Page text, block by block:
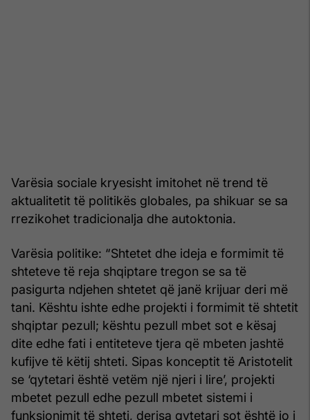
Varësia sociale kryesisht imitohet në trend të
aktualitetit të politikës globales, pa shikuar se sa
rrezikohet tradicionalja dhe autoktonia.
Varësia politike: “Shtetet dhe ideja e formimit të
shteteve të reja shqiptare tregon se sa të
pasigurta ndjehen shtetet që janë krijuar deri më
tani. Kështu ishte edhe projekti i formimit të shtetit
shqiptar pezull; kështu pezull mbet sot e kësaj
dite edhe fati i entiteteve tjera që mbeten jashtë
kufijve të këtij shteti. Sipas konceptit të Aristotelit
se ‘qytetari është vetëm një njeri i lire’, projekti
mbetet pezull edhe pezull mbetet sistemi i
funksionimit të shteti, derisa qytetari sot është jo i